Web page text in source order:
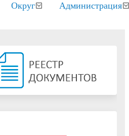
Округ Администрация